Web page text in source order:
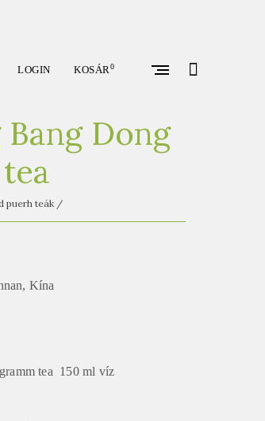
LOGIN KOSÁR0
Bang Dong
puerh teák /
Kína
tea 150 ml víz